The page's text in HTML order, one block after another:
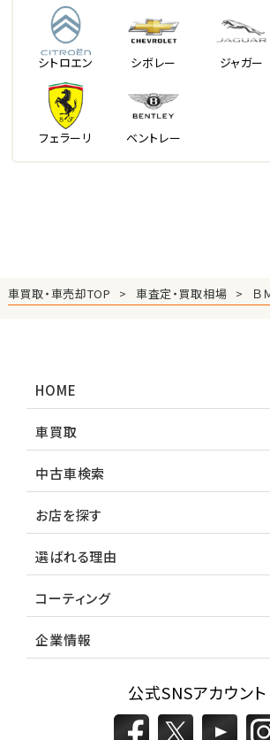
シトロエン シボレー ジャガー
フェラーリ ベントレー
車買取・車売却TOP 車査定・買取相場 Ｂ
HOME
車買取
中古車検索
お店を探す
選ばれる理由
コーティング
企業情報
公式SNSアカウント